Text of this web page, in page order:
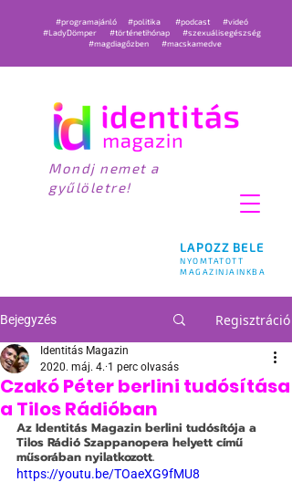
LAPOZZ BELE
NYOMTATOTT
MAGAZINJAINKBA
#programajánló #politika #podcast
#videó
#LadyDömper
#történetihónap
#szexuálisegészség
#magdiagőzben
#macskamedve
Mondj nemet a
gyűlöletre!
Bejegyzés Regisztráció
Czakó Péter berlini tudósítása
a Tilos Rádióban
Identitás Magazin
2020. máj. 4. 1 perc olvasás
Az Identitás Magazin berlini tudósítója a
Tilos Rádió Szappanopera helyett című
műsorában nyilatkozott.
https://youtu.be/TOaeXG9fMU8